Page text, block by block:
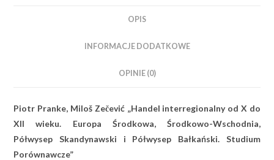
OPIS
INFORMACJE DODATKOWE
OPINIE (0)
Piotr Pranke, Miloš Zečević „Handel interregionalny od X do
XII wieku. Europa Środkowa, Środkowo-Wschodnia,
Półwysep Skandynawski i Półwysep Bałkański. Studium
Porównawcze”